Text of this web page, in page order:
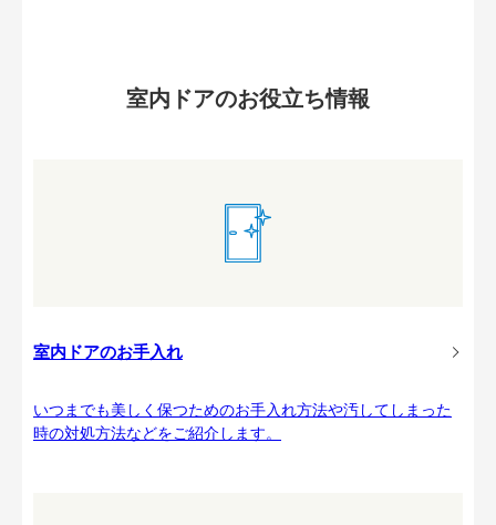
室内ドアのお役立ち情報
室内ドアのお手入れ
いつまでも美しく保つためのお手入れ方法や汚してしまった
時の対処方法などをご紹介します。